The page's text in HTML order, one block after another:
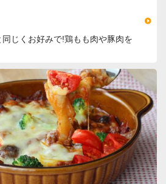
じくお好みで!鶏もも肉や豚肉を